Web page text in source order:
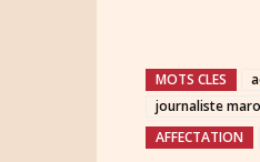
MOTS CLES
journaliste
AFFECTATION